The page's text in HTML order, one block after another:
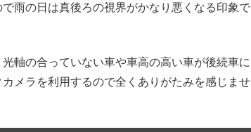
雨の日は真後ろの視界がかなり悪くなる印象で
軸の合っていない車や車高の高い車が後続車に
メラを利用するので全くありがたみを感じませ